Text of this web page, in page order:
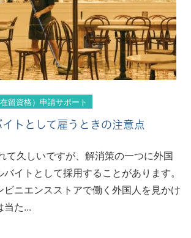
留資格）申請サポート
トとして雇うときの注意点
て久しいですが、解消策の一つに外国
イトとして採用することがあります。
ビニエンスストアで働く外国人を見かけ
当た...